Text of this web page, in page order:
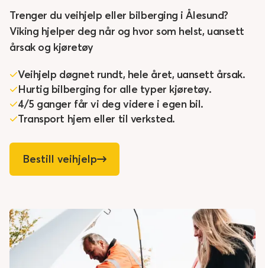
Trenger du veihjelp eller bilberging i Ålesund?
Viking hjelper deg når og hvor som helst, uansett
årsak og kjøretøy
Veihjelp døgnet rundt, hele året, uansett årsak.
Hurtig bilberging for alle typer kjøretøy.
4/5 ganger får vi deg videre i egen bil.
Transport hjem eller til verksted.
Bestill veihjelp